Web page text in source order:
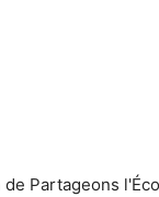
Partageons